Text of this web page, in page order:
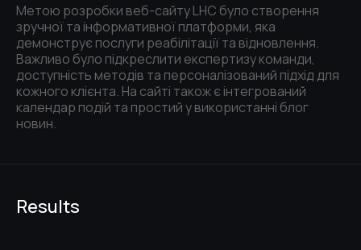
Метою розробки веб-сайту LHC було створення
зручної та інформативної платформи, яка
демонструє послуги реабілітації та відновлення.
Важливо було підкреслити експертизу команди,
доступність методів та персоналізований підхід для
кожного клієнта. На сайті також є інтегрований
календар подій та простий у використанні блог
новин.
Results